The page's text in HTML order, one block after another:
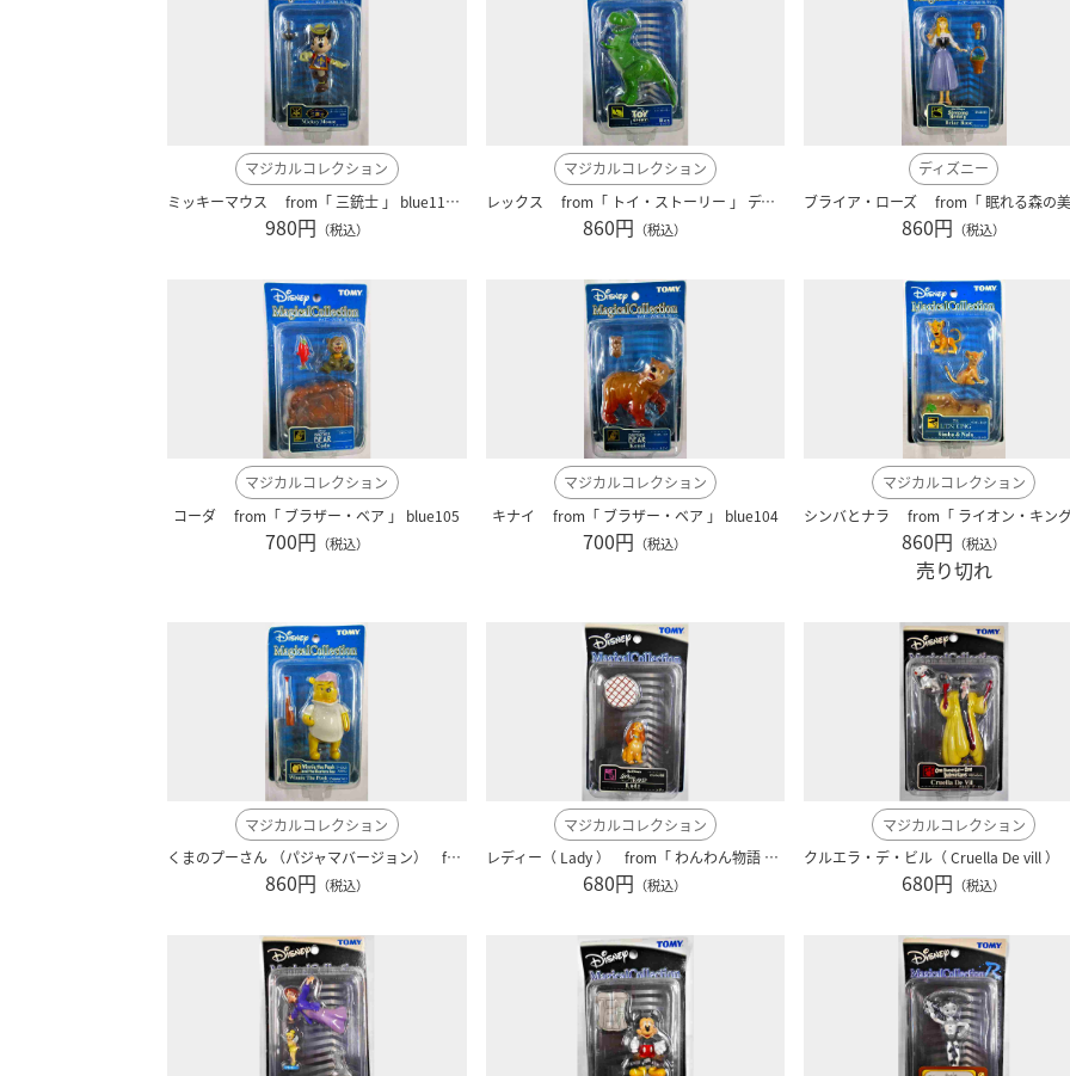
マジカルコレクション
ミッキーマウス from「 三銃士 」 blue110 ディズニー
980円 （税込）
マジカルコレクション
レックス from「 トイ・ストーリー 」 ディズニー blue108
860円 （税込）
ディズニー
860円 （税込）
マジカルコレクション
コーダ from「 ブラザー・ベア 」 blue105
700円 （税込）
マジカルコレクション
キナイ from「 ブラザー・ベア 」 blue104
700円 （税込）
マジカルコレクション
860円 （税込）
売り切れ
マジカルコレクション
くまのプーさん （パジャマバージョン） from「 プーさんと大あらし 」 ディズニー blue101
860円 （税込）
マジカルコレクション
レディー（ Lady ） from「 わんわん物語 」 ディズニー ０８８
680円 （税込）
マジカルコレクション
680円 （税込）